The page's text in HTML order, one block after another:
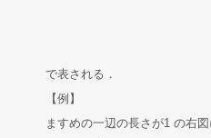
で表される．
【例】
ますめの一辺の長さが1 の右